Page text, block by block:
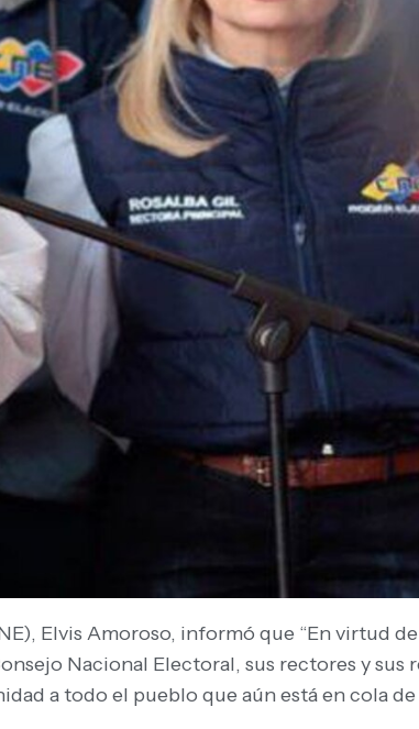
Elvis Amoroso, informó que “En virtud
Nacional Electoral, sus rectores y sus
a todo el pueblo que aún está en cola